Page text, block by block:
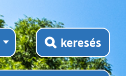
keresés